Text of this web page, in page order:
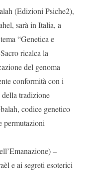
(Edizioni Psiche2),
sarà in Italia, a
“Genetica e
ricalca la
del genoma
conformità con i
tradizione
codice genetico
permutazioni
–
e ai segreti esoterici